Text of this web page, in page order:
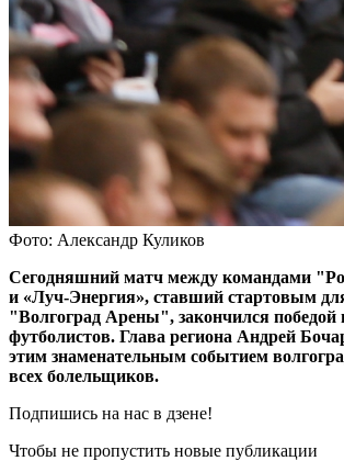
Фото: Александр Куликов
Сегодняшний матч между командами
и «Луч-Энергия», ставший стартовым
"Волгоград Арены", закончился
футболистов. Глава региона Андрей
этим знаменательным событием
всех болельщиков.
Подпишись на нас в дзене!
Чтобы не пропустить новые публикации